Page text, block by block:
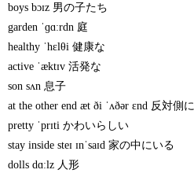
boys bɔɪz 男の子たち
garden ˈɡɑːrdn 庭
healthy ˈhɛlθi 健康な
active ˈæktɪv 活発な
son sʌn 息子
at the other end æt ði ˈʌðər ɛnd 反対側に
pretty ˈprɪti かわいらしい
stay inside steɪ ɪnˈsaɪd 家の中にいる
dolls dɑːlz 人形